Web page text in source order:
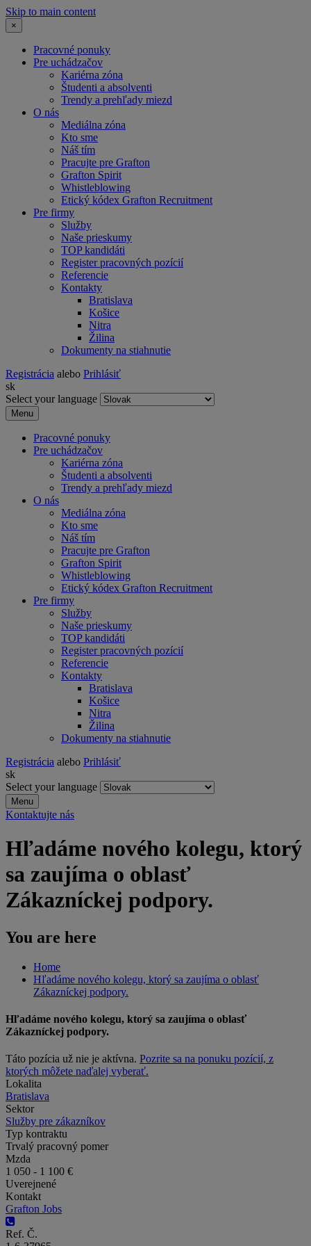
Skip to main content
×
Pracovné ponuky
Pre uchádzačov
Kariérna zóna
Študenti a absolventi
Trendy a prehľady miezd
O nás
Mediálna zóna
Kto sme
Náš tím
Pracujte pre Grafton
Grafton Spirit
Whistleblowing
Etický kódex Grafton Recruitment
Pre firmy
Služby
Naše prieskumy
TOP kandidáti
Register pracovných pozícií
Referencie
Kontakty
Bratislava
Košice
Nitra
Žilina
Dokumenty na stiahnutie
Registrácia alebo Prihlásiť
sk
Select your language
Menu
Pracovné ponuky
Pre uchádzačov
Kariérna zóna
Študenti a absolventi
Trendy a prehľady miezd
O nás
Mediálna zóna
Kto sme
Náš tím
Pracujte pre Grafton
Grafton Spirit
Whistleblowing
Etický kódex Grafton Recruitment
Pre firmy
Služby
Naše prieskumy
TOP kandidáti
Register pracovných pozícií
Referencie
Kontakty
Bratislava
Košice
Nitra
Žilina
Dokumenty na stiahnutie
Registrácia alebo Prihlásiť
sk
Select your language
Menu
Kontaktujte nás
Hľadáme nového kolegu, ktorý
sa zaujíma o oblasť
Zákazníckej podpory.
You are here
Home
Hľadáme nového kolegu, ktorý sa zaujíma o oblasť
Zákazníckej podpory.
Hľadáme nového kolegu, ktorý sa zaujíma o oblasť
Zákazníckej podpory.
Táto pozícia už nie je aktívna. Pozrite sa na ponuku pozícií, z
ktorých môžete naďalej vyberať.
Lokalita
Bratislava
Sektor
Služby pre zákazníkov
Typ kontraktu
Trvalý pracovný pomer
Mzda
1 050 - 1 100 €
Uverejnené
Kontakt
Grafton Jobs
Ref. Č.